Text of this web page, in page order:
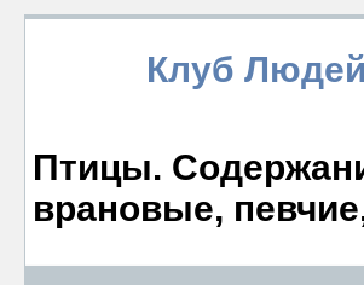
Клуб
Птицы.
врановые,